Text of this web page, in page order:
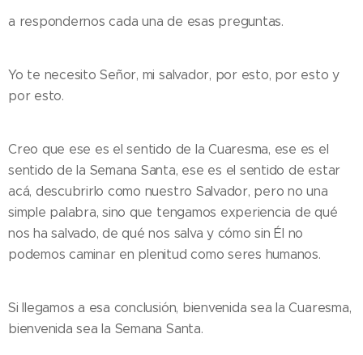
a respondernos cada una de esas preguntas.
Yo te necesito Señor, mi salvador, por esto, por esto y
por esto.
Creo que ese es el sentido de la Cuaresma, ese es el
sentido de la Semana Santa, ese es el sentido de estar
acá, descubrirlo como nuestro Salvador, pero no una
simple palabra, sino que tengamos experiencia de qué
nos ha salvado, de qué nos salva y cómo sin Él no
podemos caminar en plenitud como seres humanos.
Si llegamos a esa conclusión, bienvenida sea la Cuaresma,
bienvenida sea la Semana Santa.